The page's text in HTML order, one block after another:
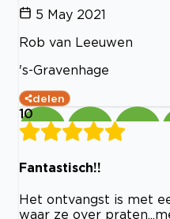
5 May 2021
Rob van Leeuwen
's-Gravenhage
delen
10
Fantastisch!!
Het ontvangst is met
waar ze over